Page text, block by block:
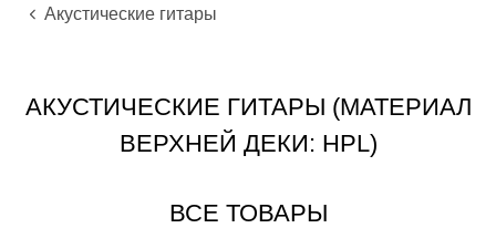
Гитары
Акустические инструменты
Инструменты
Акустические гитары
АКУСТИЧЕСКИЕ ГИТАРЫ (МАТЕРИАЛ
ВЕРХНЕЙ ДЕКИ: HPL)
ВСЕ ТОВАРЫ